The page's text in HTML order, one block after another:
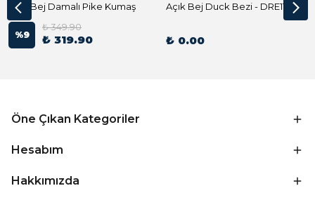
Açık Bej Damalı Pike Kumaş
%9
₺ 349.90
₺ 319.90
Açık Bej Duck Bezi - DRE1144 Kumaş Peçete
₺ 0.00
Öne Çıkan Kategoriler
Hesabım
Hakkımızda